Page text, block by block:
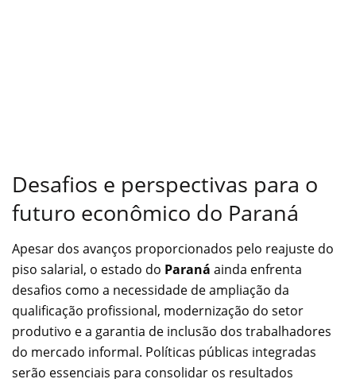
Desafios e perspectivas para o
futuro econômico do Paraná
Apesar dos avanços proporcionados pelo reajuste do
piso salarial, o estado do Paraná ainda enfrenta
desafios como a necessidade de ampliação da
qualificação profissional, modernização do setor
produtivo e a garantia de inclusão dos trabalhadores
do mercado informal. Políticas públicas integradas
serão essenciais para consolidar os resultados